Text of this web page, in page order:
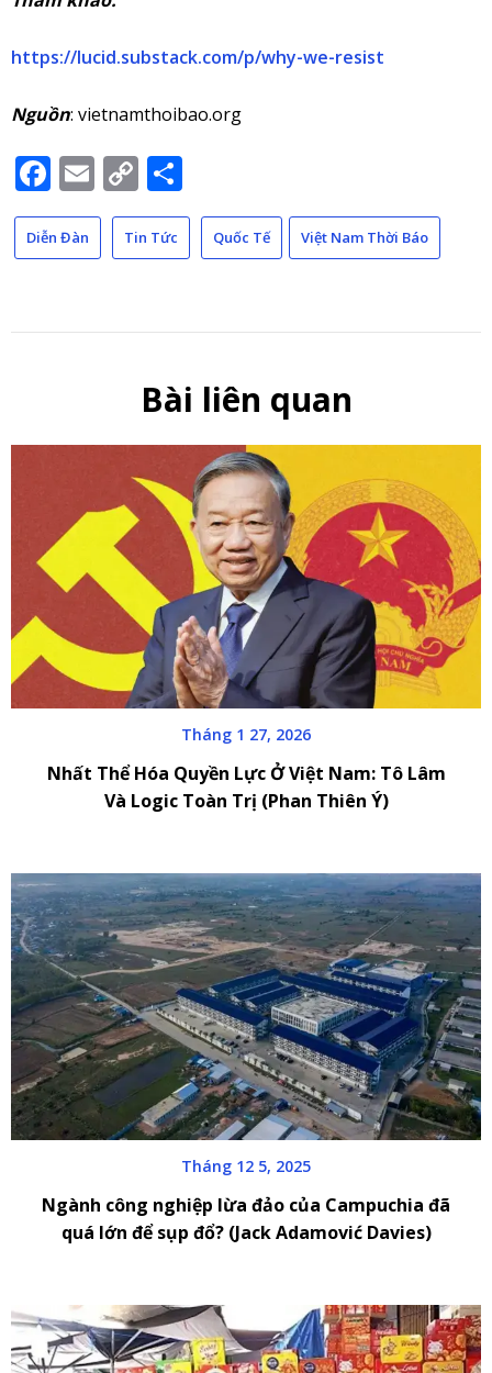
https://lucid.substack.com/p/why-we-resist
Nguồn: vietnamthoibao.org
Facebook
Email
Copy
Link
Diễn Đàn Tin Tức Quốc Tế Việt Nam Thời Báo
Bài liên quan
Tháng 1 27, 2026
Nhất Thể Hóa Quyền Lực Ở Việt Nam: Tô Lâm
Và Logic Toàn Trị (Phan Thiên Ý)
Tháng 12 5, 2025
Ngành công nghiệp lừa đảo của Campuchia đã
quá lớn để sụp đổ? (Jack Adamović Davies)